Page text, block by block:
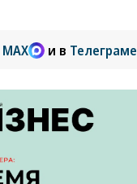
MAX и в Телеграме